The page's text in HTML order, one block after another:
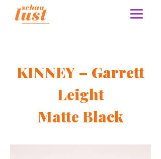
KINNEY – Garrett
Leight
Matte Black